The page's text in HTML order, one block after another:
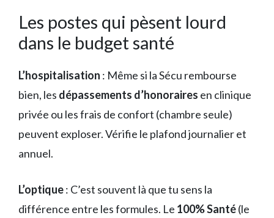
Les postes qui pèsent lourd
dans le budget santé
L’hospitalisation : Même si la Sécu rembourse
bien, les dépassements d’honoraires en clinique
privée ou les frais de confort (chambre seule)
peuvent exploser. Vérifie le plafond journalier et
annuel.
L’optique: C’est souvent là que tu sens la
différence entre les formules. Le 100% Santé(le